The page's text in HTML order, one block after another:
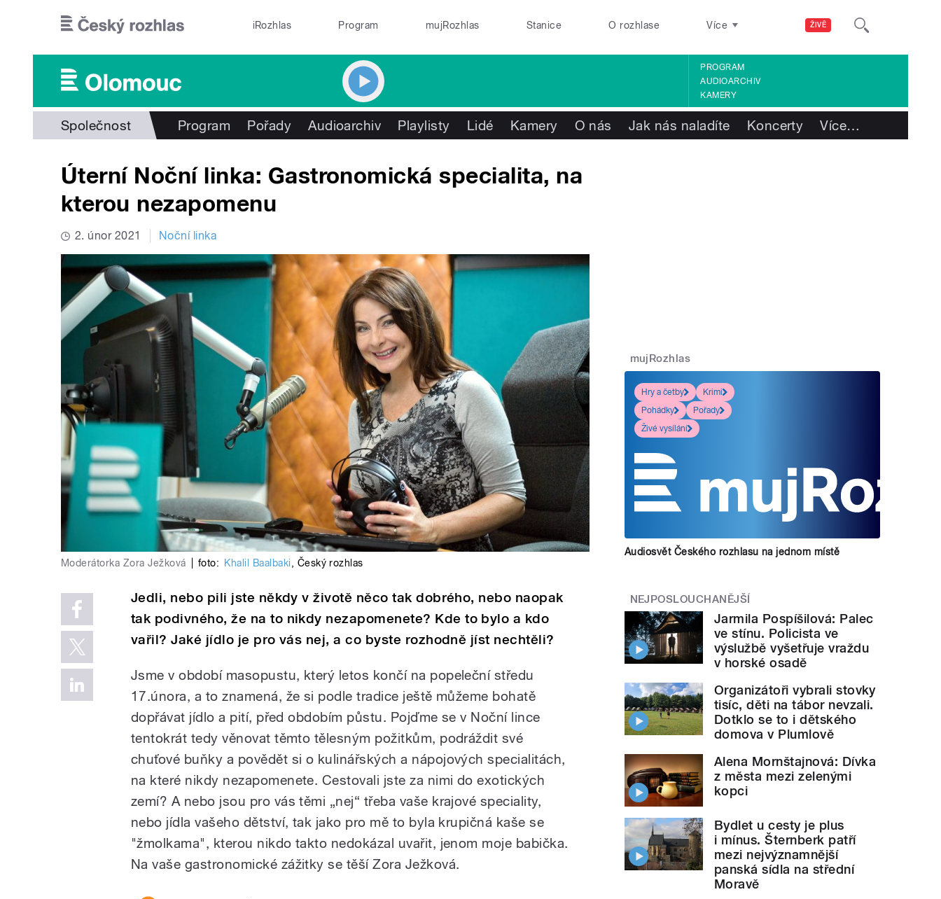
ŽIVĚ
iRozhlas Program mujRozhlas Stanice O rozhlase Více
PROGRAM
AUDIOARCHIV
KAMERY
Společnost Program Pořady Audioarchiv Playlisty Lidé Kamery O nás Jak nás naladíte Koncerty Více…
Úterní Noční linka: Gastronomická specialita, na
kterou nezapomenu
2. únor 2021 Noční linka
Moderátorka Zora Ježková foto: Khalil Baalbaki, Český rozhlas
Jedli, nebo pili jste někdy v životě něco tak dobrého, nebo naopak
tak podivného, že na to nikdy nezapomenete? Kde to bylo a kdo
vařil? Jaké jídlo je pro vás nej, a co byste rozhodně jíst nechtěli?
Jsme v období masopustu, který letos končí na popeleční středu
17.února, a to znamená, že si podle tradice ještě můžeme bohatě
dopřávat jídlo a pití, před obdobím půstu. Pojďme se v Noční lince
tentokrát tedy věnovat těmto tělesným požitkům, podráždit své
chuťové buňky a povědět si o kulinářských a nápojových specialitách,
na které nikdy nezapomenete. Cestovali jste za nimi do exotických
zemí? A nebo jsou pro vás těmi „nej“ třeba vaše krajové speciality,
nebo jídla vašeho dětství, tak jako pro mě to byla krupičná kaše se
"žmolkama", kterou nikdo takto nedokázal uvařit, jenom moje babička.
Na vaše gastronomické zážitky se těší Zora Ježková.
mujRozhlas
Hry a četby
Krimi
Pohádky
Pořady
Živé vysílání
Audiosvět Českého rozhlasu na jednom místě
NEJPOSLOUCHANĚJŠÍ
Jarmila Pospíšilová: Palec
ve stínu. Policista ve
výslužbě vyšetřuje vraždu
v horské osadě
Organizátoři vybrali stovky
tisíc, děti na tábor nevzali.
Dotklo se to i dětského
domova v Plumlově
Alena Mornštajnová: Dívka
z města mezi zelenými
kopci
Bydlet u cesty je plus
i mínus. Šternberk patří
mezi nejvýznamnější
panská sídla na střední
Moravě